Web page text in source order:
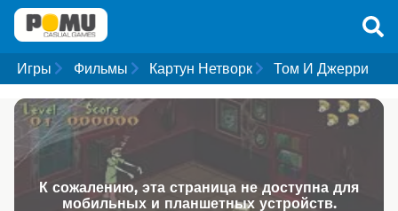
Игры Фильмы Картун Нетворк Том И Джерри
К сожалению, эта страница не доступна для
мобильных и планшетных устройств.